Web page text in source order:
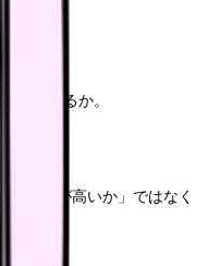
す。
ら下がるか。
「月給が高いか」ではなく
。